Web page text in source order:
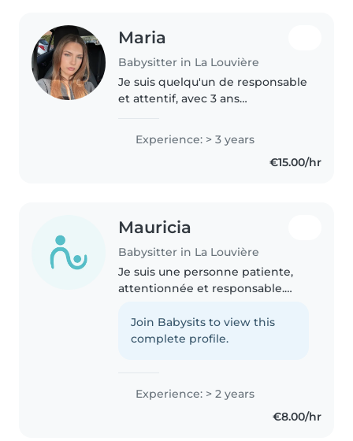
Maria
Babysitter in La Louvière
Je suis quelqu'un de responsable
et attentif, avec 3 ans
de tous âges. Je propose des
activités éducatives et créatives
(lecture, musique, dessin) et..
Experience: > 3 years
€15.00/hr
Mauricia
Babysitter in La Louvière
Je suis une personne patiente,
attentionnée et responsable.
enfants parce que ça me rend
heureuse de les voir sourire et
Join Babysits to view this
complete profile.
Experience: > 2 years
€8.00/hr